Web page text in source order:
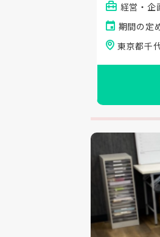
経営・企
期間の定
東京都千